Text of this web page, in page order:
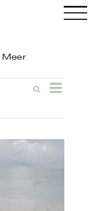
Meer
Suche